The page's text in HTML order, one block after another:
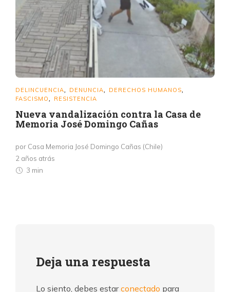
DELINCUENCIA DENUNCIA DERECHOS HUMANOS
FASCISMO RESISTENCIA
Nueva vandalización contra la Casa de
Memoria José Domingo Cañas
por Casa Memoria José Domingo Cañas (Chile)
2 años atrás
3 min
Deja una respuesta
Lo siento, debes estarconectado para